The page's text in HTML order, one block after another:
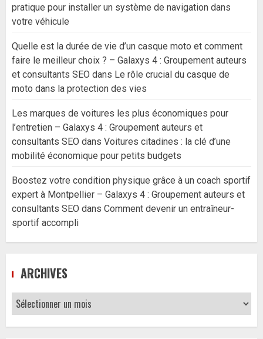
pratique pour installer un système de navigation dans
votre véhicule
Quelle est la durée de vie d’un casque moto et comment
faire le meilleur choix ? – Galaxys 4 : Groupement auteurs
et consultants SEO dans Le rôle crucial du casque de
moto dans la protection des vies
Les marques de voitures les plus économiques pour
l’entretien – Galaxys 4 : Groupement auteurs et
consultants SEO dans Voitures citadines : la clé d’une
mobilité économique pour petits budgets
Boostez votre condition physique grâce à un coach sportif
expert à Montpellier – Galaxys 4 : Groupement auteurs et
consultants SEO dans Comment devenir un entraîneur-
sportif accompli
ARCHIVES
Archives